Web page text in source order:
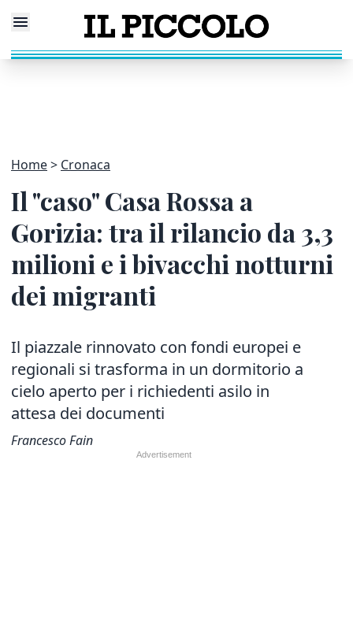
Home Cronaca
Il "caso" Casa Rossa a
Gorizia: tra il rilancio da 3,3
milioni e i bivacchi notturni
dei migranti
Il piazzale rinnovato con fondi europei e
regionali si trasforma in un dormitorio a
cielo aperto per i richiedenti asilo in
attesa dei documenti
Francesco Fain